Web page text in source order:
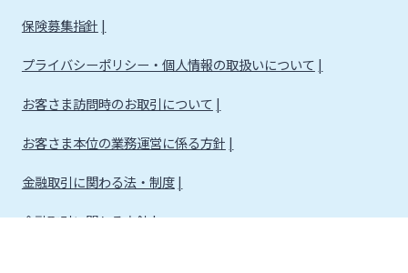
保険募集指針
プライバシーポリシー・個人情報の取扱いについて
お客さま訪問時のお取引について
お客さま本位の業務運営に係る方針
金融取引に関わる法・制度
金融取引に関わる方針